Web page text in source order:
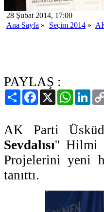
28 Şubat 2014, 17:00
Ana Sayfa » Seçim 2014 »
PAYLAŞ :
PaylaşFacebook
X
AK Parti
Sevdalısı'' Hilmi
Projelerini yeni
tanıttı.